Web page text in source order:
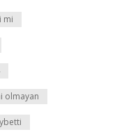
mi
olmayan